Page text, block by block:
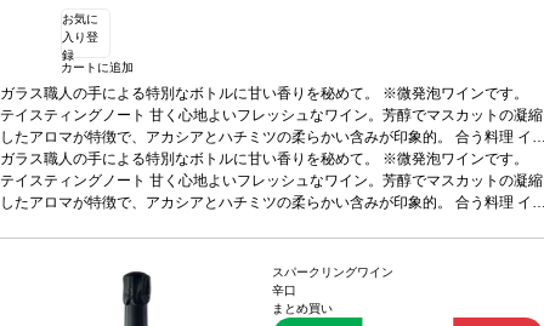
お気に
入り登
録
カートに追加
ガラス職人の手による特別なボトルに甘い香りを秘めて。 ※微発泡ワインです。
テイスティングノート 甘く心地よいフレッシュなワイン。芳醇でマスカットの凝縮
したアロマが特徴で、アカシアとハチミツの柔らかい含みが印象的。 合う料理 イ
チゴ、ペイストリー、アイスクリーム、ケーキ、またアペリティフやディジェステ
ィフにも最適葡萄品種100% モスカート認証サステイナブルEQUALITAS*本ヴィ
ンテージが在庫切れの場合、在庫があり価格が同様の場合は自動的に次のヴィンテ
ガラス職人の手による特別なボトルに甘い香りを秘めて。 ※微発泡ワインです。
テイスティングノート 甘く心地よいフレッシュなワイン。芳醇でマスカットの凝縮
したアロマが特徴で、アカシアとハチミツの柔らかい含みが印象的。 合う料理 イ
ンテージが在庫切れの場合、在庫があり価格が同様の場合は自動的に次のヴィンテ
ージに変更されます、ご了承ください。
スパークリングワイン
辛口
まとめ買い